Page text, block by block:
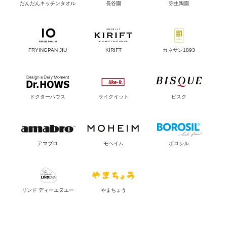
だんだんキッチンタオル 長谷園 弥生陶園
FRYINGPAN JIU KIRIFT カネサン1893
ドクターハウス ライクイット ビスク
アマブロ モヘイム ボロシル
リンド ディーエヌエー やまちょう